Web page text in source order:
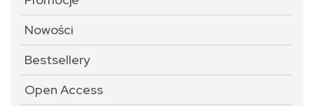
Nowości
Bestsellery
Open Access